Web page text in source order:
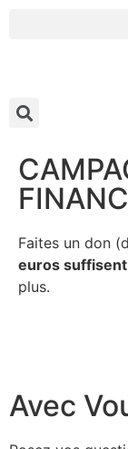
Faites un don
euros suffisent
plus.
Avec